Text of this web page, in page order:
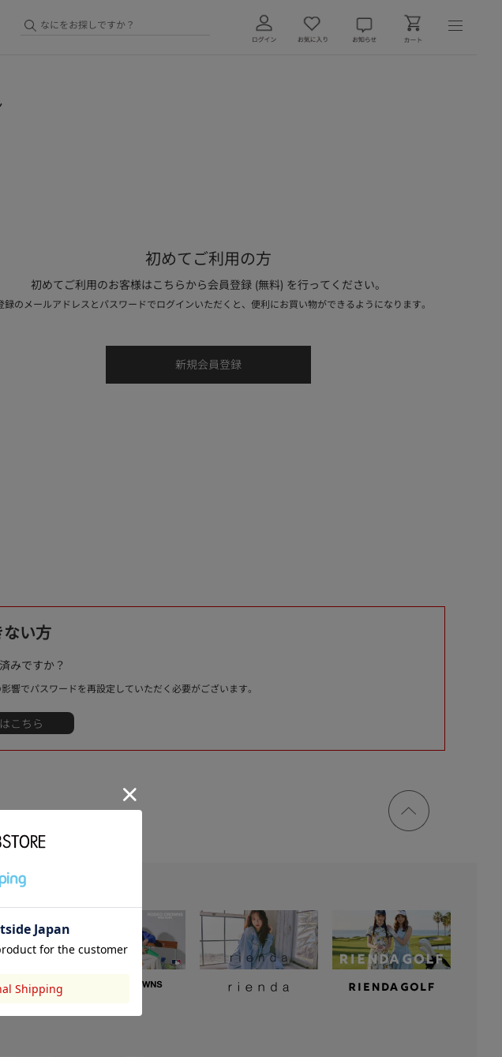
初めてご利用の方
初めてご利用のお客様はこちらから会員登録 (無料) を行ってください。
録のメールアドレスとパスワードでログインいただくと、便利にお買い物ができるようになります。
い方
みですか？
でパスワードを再設定していただく必要がございます。
ページ
トップ